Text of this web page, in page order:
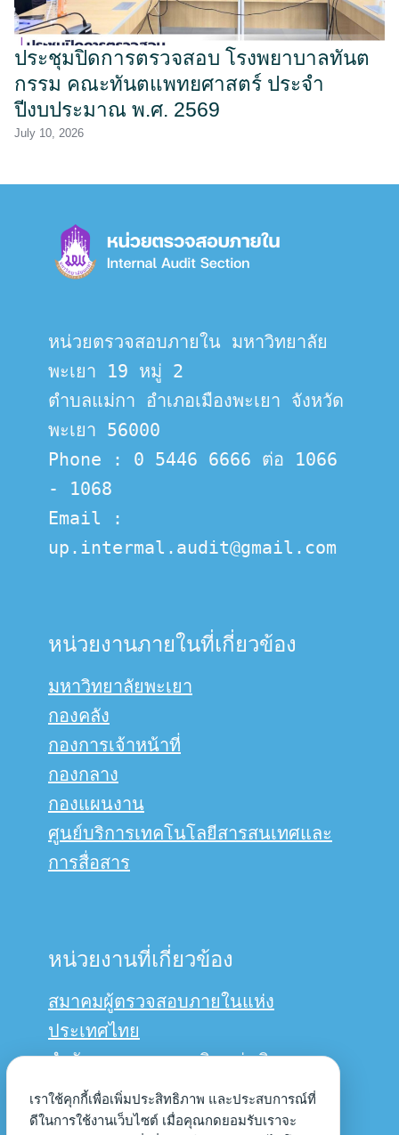
ประชุมปิดการตรวจสอบ โรงพยาบาลทันต
กรรม คณะทันตแพทยศาสตร์ ประจำ
ปีงบประมาณ พ.ศ. 2569
July 10, 2026
หน่วยตรวจสอบภายใน มหาวิทยาลัย
พะเยา 19 หมู่ 2
ตำบลแม่กา อำเภอเมืองพะเยา จังหวัด
พะเยา 56000
Phone : 0 5446 6666 ต่อ 1066
- 1068
Email :
up.intermal.audit@gmail.com
หน่วยงานภายในที่เกี่ยวข้อง
มหาวิทยาลัยพะเยา
กองคลัง
กองการเจ้าหน้าที่
กองกลาง
กองแผนงาน
ศูนย์บริการเทคโนโลยีสารสนเทศและ
การสื่อสาร
หน่วยงานที่เกี่ยวข้อง
สมาคมผู้ตรวจสอบภายในแห่ง
ประเทศไทย
สำนักงานการตรวจเงินแผ่นดิน
กรมบัญชีกลาง
เราใช้คุกกี้เพื่อเพิ่มประสิทธิภาพ และประสบการณ์ที่
ดีในการใช้งานเว็บไซต์ เมื่อคุณกดยอมรับเราจะ